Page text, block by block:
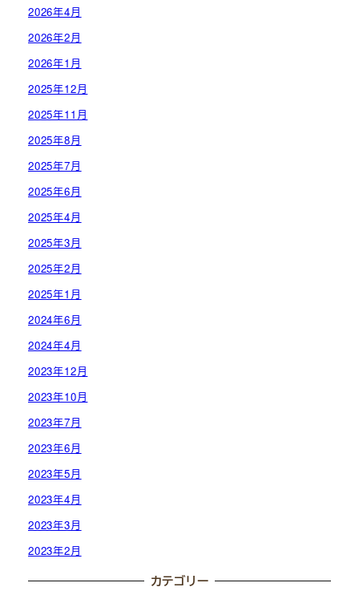
2026年4月
2026年2月
2026年1月
2025年12月
2025年11月
2025年8月
2025年7月
2025年6月
2025年4月
2025年3月
2025年2月
2025年1月
2024年6月
2024年4月
2023年12月
2023年10月
2023年7月
2023年6月
2023年5月
2023年4月
2023年3月
2023年2月
カテゴリー